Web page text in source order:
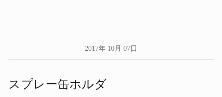
2017年 10月 07日
スプレー缶ホルダ